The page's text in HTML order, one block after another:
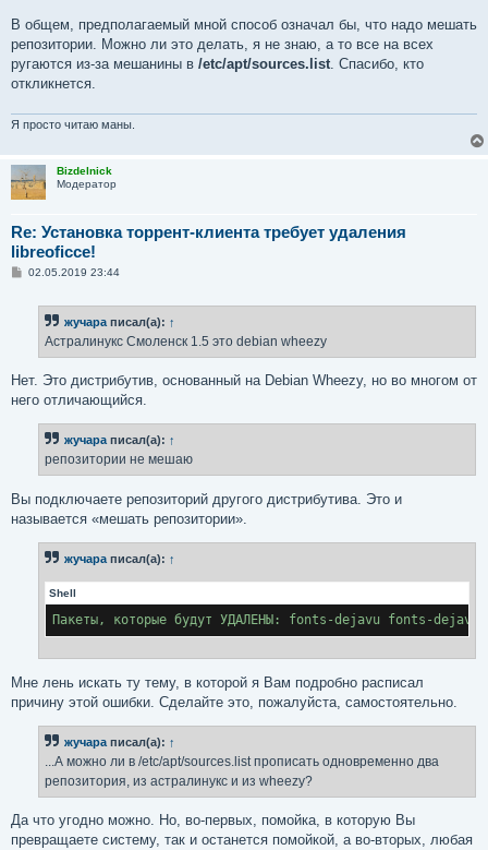
В общем, предполагаемый мной способ означал бы, что надо мешать
репозитории. Можно ли это делать, я не знаю, а то все на всех
ругаются из-за мешанины в /etc/apt/sources.list. Спасибо, кто
откликнется.
Я просто читаю маны.
Bizdelnick
Модератор
Re: Установка торрент-клиента требует удаления
libreoficce!
С
е
02.05.2019 23:44
жучара писал(а): ↑
Астралинукс Смоленск 1.5 это debian wheezy
Нет. Это дистрибутив, основанный на Debian Wheezy, но во многом от
него отличающийся.
жучара писал(а): ↑
репозитории не мешаю
Вы подключаете репозиторий другого дистрибутива. Это и
называется «мешать репозитории».
жучара писал(а): ↑
Shell
Пакеты, которые будут УДАЛЕНЫ: fonts-dejavu fonts-
Мне лень искать ту тему, в которой я Вам подробно расписал
причину этой ошибки. Сделайте это, пожалуйста, самостоятельно.
жучара писал(а): ↑
...А можно ли в /etc/apt/sources.list прописать одновременно два
репозитория, из астралинукс и из wheezy?
Да что угодно можно. Но, во-первых, помойка, в которую Вы
превращаете систему, так и останется помойкой, а во-вторых, любая